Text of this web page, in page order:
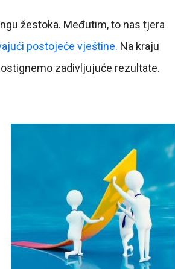
žestoka. Međutim, to nas tjera
postojeće vještine. Na kraju
zadivljujuće rezultate.